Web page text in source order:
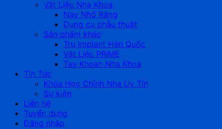
Vật Liệu Nha Khoa
Nạy Nhổ Răng
Dụng cụ phẫu thuật
Sản phẩm khác
Trụ Implant Hàn Quốc
Vật Liệu PRIME
Tay Khoan Nha Khoa
Tin Tức
Khóa Học Chỉnh Nha Uy Tín
Sự kiện
Liên hệ
Tuyển dụng
Đăng nhập